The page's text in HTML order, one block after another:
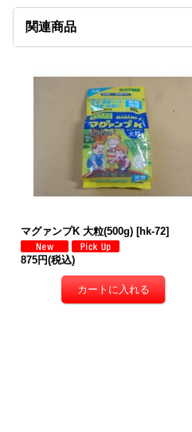
関連商品
マグァンプK 大粒(500g) [hk-72]
875円(税込)